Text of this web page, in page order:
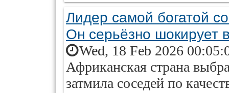
Лидер самой богатой
Он серьёзно шокирует
Wed, 18 Feb 2026
Африканская страна
затмила соседей по